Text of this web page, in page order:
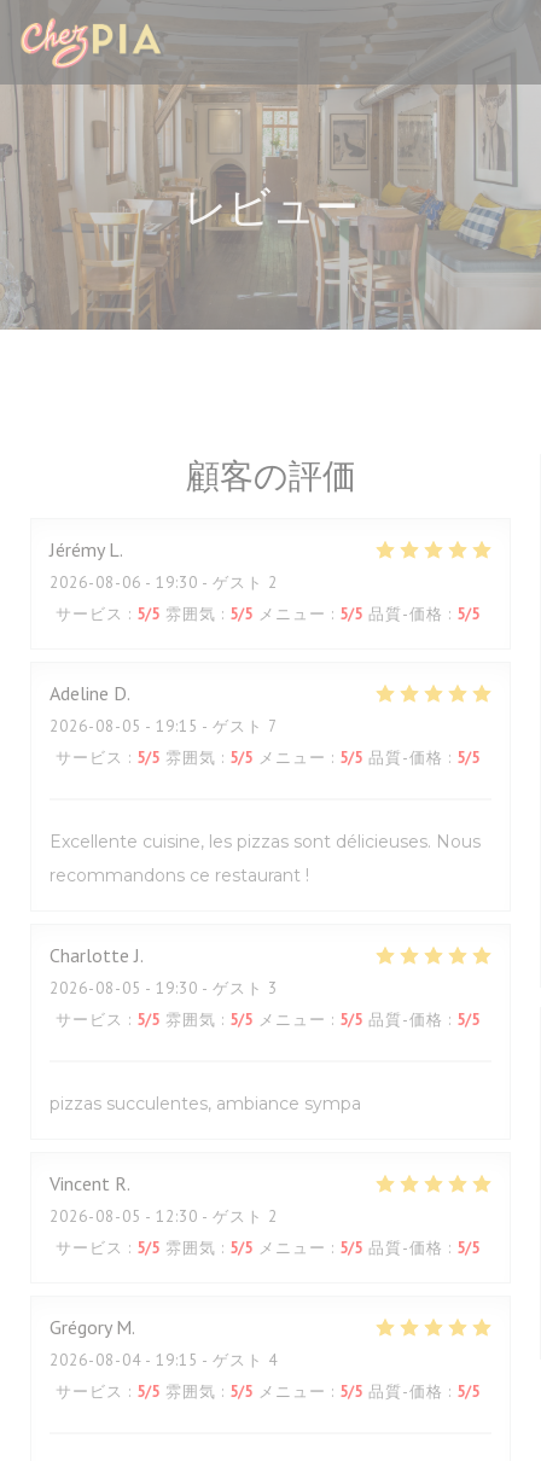
クッキー利用の管理について
レビュー
顧客の評価
Jérémy L
2026-08-06 - 19:30 - ゲスト 2
サービス : 5/5 雰囲気 : 5/5 メニュー : 5/5 品質-価格 : 5/5
Adeline D
2026-08-05 - 19:15 - ゲスト 7
サービス : 5/5 雰囲気 : 5/5 メニュー : 5/5 品質-価格 : 5/5
Excellente cuisine, les pizzas sont délicieuses. Nous
recommandons ce restaurant !
Charlotte J
2026-08-05 - 19:30 - ゲスト 3
サービス : 5/5 雰囲気 : 5/5 メニュー : 5/5 品質-価格 : 5/5
pizzas succulentes, ambiance sympa
Vincent R
2026-08-05 - 12:30 - ゲスト 2
サービス : 5/5 雰囲気 : 5/5 メニュー : 5/5 品質-価格 : 5/5
Grégory M
2026-08-04 - 19:15 - ゲスト 4
サービス : 5/5 雰囲気 : 5/5 メニュー : 5/5 品質-価格 : 5/5